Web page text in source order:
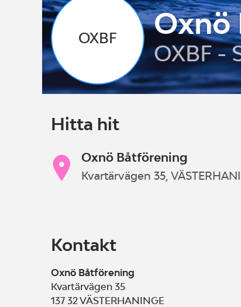
OXBF Oxnö
OXBF -
Hitta hit
Oxnö Båtförening
Kvartärvägen 35,
Kontakt
Oxnö Båtförening
Kvartärvägen 35
137 32VÄSTERHANINGE